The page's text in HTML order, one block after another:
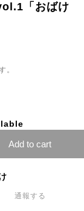
「おばけ
。
Add to cart
通報する